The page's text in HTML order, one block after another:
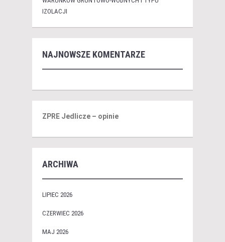
IZOLACJI
NAJNOWSZE KOMENTARZE
ZPRE Jedlicze – opinie
ARCHIWA
LIPIEC 2026
CZERWIEC 2026
MAJ 2026